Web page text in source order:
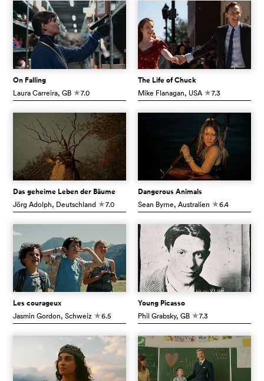
On Falling
Laura Carreira, GB c7.0
The Life of Chuck
Mike Flanagan, USA c7.3
Das geheime Leben der Bäume
Jörg Adolph, Deutschland c7.0
Dangerous Animals
Sean Byrne, Australien c6.4
Les courageux
Jasmin Gordon, Schweiz c6.5
Young Picasso
Phil Grabsky, GB c7.3